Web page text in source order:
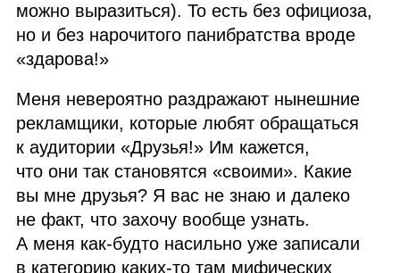
можно выразиться). То есть без официоза,
но и без нарочитого панибратства вроде
«здарова!»
Меня невероятно раздражают нынешние
рекламщики, которые любят обращаться
к аудитории «Друзья!» Им кажется,
что они так становятся «своими». Какие
вы мне друзья? Я вас не знаю и далеко
не факт, что захочу вообще узнать.
А меня как‑будто насильно уже записали
в категорию каких‑то там мифических